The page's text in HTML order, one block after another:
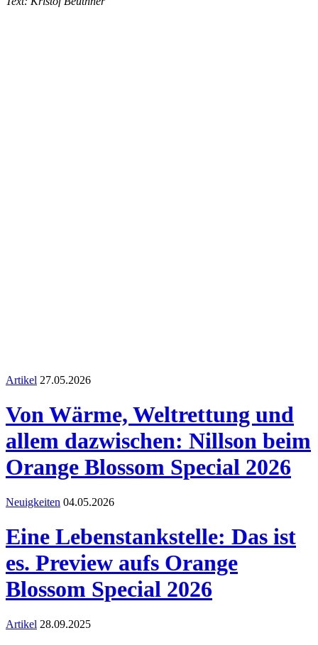
Artikel 27.05.2026
Von Wärme, Weltrettung und
allem dazwischen: Nillson beim
Orange Blossom Special 2026
Neuigkeiten 04.05.2026
Eine Lebenstankstelle: Das ist
es. Preview aufs Orange
Blossom Special 2026
Artikel 28.09.2025